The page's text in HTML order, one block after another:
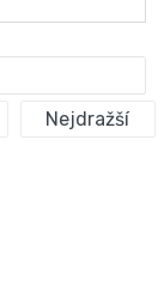
Nejdražší